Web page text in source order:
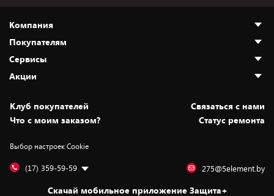
Компания
О нас
Адреса магазинов
Новости
Статьи и обзоры
Вакансии
Дай пять добру!
Покупателям
Как сделать заказ
Оплата и доставка
Безналичный расчёт
Обмен и возврат товара
Обработка персональных данных
Подарочные карты
Сервисы
Установка техники
Для игровых консолей
Для мобильных устройств
Для компьютеров
Акции
Скидки и промокоды
Белорусские товары
Бонусы
Оплата частями
Клуб покупателей
Cвязаться с нами
Что с моим заказом?
Статус ремонта
Выбор настроек Cookie
(17) 359-59-59 275@5element.by
Скачай мобильное приложение Защита+